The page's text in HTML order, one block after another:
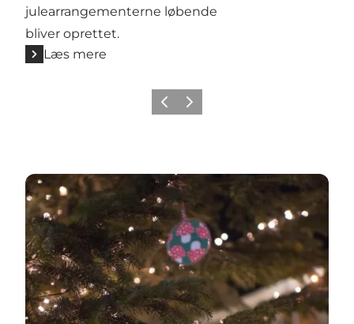
julearrangementerne løbende
bliver oprettet.
Læs mere
Forrige billede
Næste billede